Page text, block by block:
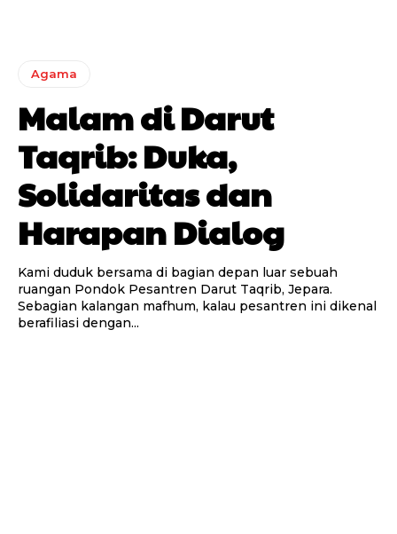
Agama
Malam di Darut
Taqrib: Duka,
Solidaritas dan
Harapan Dialog
Kami duduk bersama di bagian depan luar sebuah
ruangan Pondok Pesantren Darut Taqrib, Jepara.
Sebagian kalangan mafhum, kalau pesantren ini dikenal
berafiliasi dengan...